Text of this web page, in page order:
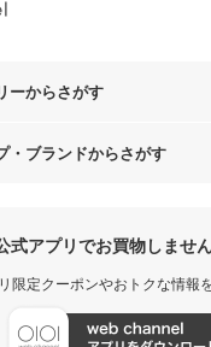
ーからさがす
・ブランドからさがす
式アプリでお買物しませ
限定クーポンやおトクな情報